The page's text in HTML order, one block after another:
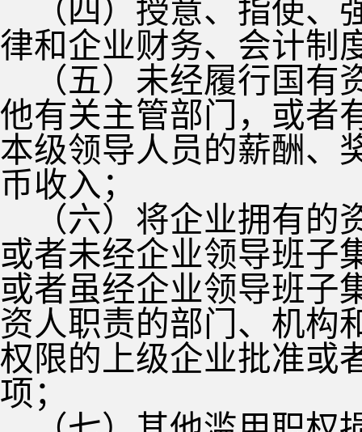
（四）授意、指使
律和企业财务、会计制
（五）未经履行国
他有关主管部门，或者
本级领导人员的薪酬、
币收入；
（六）将企业拥有
或者未经企业领导班子
或者虽经企业领导班子
资人职责的部门、机构
权限的上级企业批准或
项；